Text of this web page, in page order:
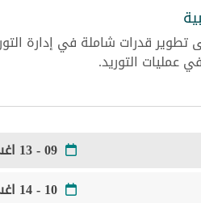
قدرات شاملة في إدارة
عمليات التوريد.
09 - 13 اغسطس 2026
10 - 14 اغسطس 2026